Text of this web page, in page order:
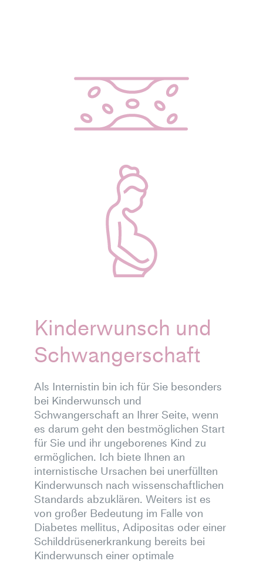
Kinderwunsch und
Schwangerschaft
Als Internistin bin ich für Sie besonders
bei Kinderwunsch und
Schwangerschaft an Ihrer Seite, wenn
es darum geht den bestmöglichen Start
für Sie und ihr ungeborenes Kind zu
ermöglichen. Ich biete Ihnen an
internistische Ursachen bei unerfüllten
Kinderwunsch nach wissenschaftlichen
Standards abzuklären. Weiters ist es
von großer Bedeutung im Falle von
Diabetes mellitus, Adipositas oder einer
Schilddrüsenerkrankung bereits bei
Kinderwunsch einer optimale